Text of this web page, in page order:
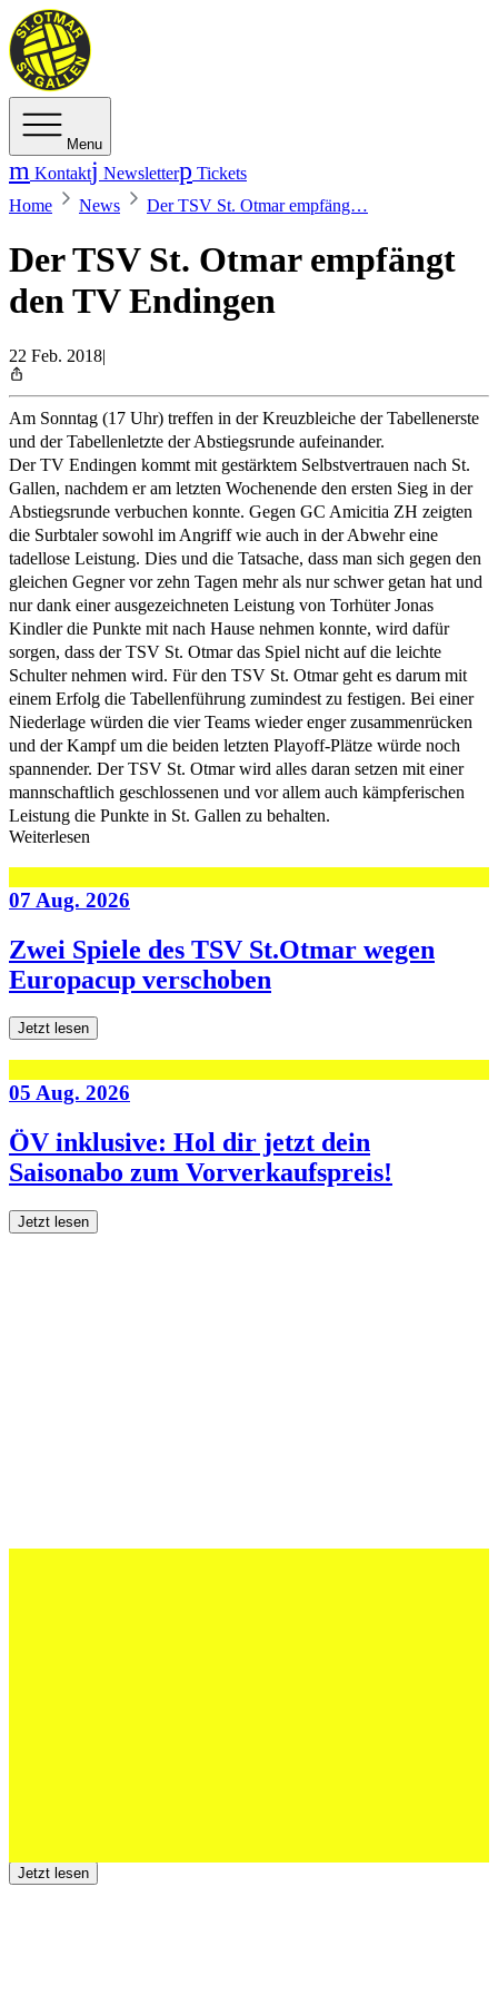
Menu
Kontakt Newsletter
Tickets
Home
News Der TSV St. Otmar empfäng…
Der TSV St. Otmar empfängt
den TV Endingen
22 Feb. 2018|
Am Sonntag (17 Uhr) treffen in der Kreuzbleiche der Tabellenerste
und der Tabellenletzte der Abstiegsrunde aufeinander.
Der TV Endingen kommt mit gestärktem Selbstvertrauen nach St.
Gallen, nachdem er am letzten Wochenende den ersten Sieg in der
Abstiegsrunde verbuchen konnte. Gegen GC Amicitia ZH zeigten
die Surbtaler sowohl im Angriff wie auch in der Abwehr eine
tadellose Leistung. Dies und die Tatsache, dass man sich gegen den
gleichen Gegner vor zehn Tagen mehr als nur schwer getan hat und
nur dank einer ausgezeichneten Leistung von Torhüter Jonas
Kindler die Punkte mit nach Hause nehmen konnte, wird dafür
sorgen, dass der TSV St. Otmar das Spiel nicht auf die leichte
Schulter nehmen wird. Für den TSV St. Otmar geht es darum mit
einem Erfolg die Tabellenführung zumindest zu festigen. Bei einer
Niederlage würden die vier Teams wieder enger zusammenrücken
und der Kampf um die beiden letzten Playoff-Plätze würde noch
spannender. Der TSV St. Otmar wird alles daran setzen mit einer
mannschaftlich geschlossenen und vor allem auch kämpferischen
Leistung die Punkte in St. Gallen zu behalten.
Weiterlesen
07 Aug. 2026
Zwei Spiele des TSV St.Otmar wegen
Europacup verschoben
Jetzt lesen
05 Aug. 2026
ÖV inklusive: Hol dir jetzt dein
Saisonabo zum Vorverkaufspreis!
Jetzt lesen
Jetzt lesen